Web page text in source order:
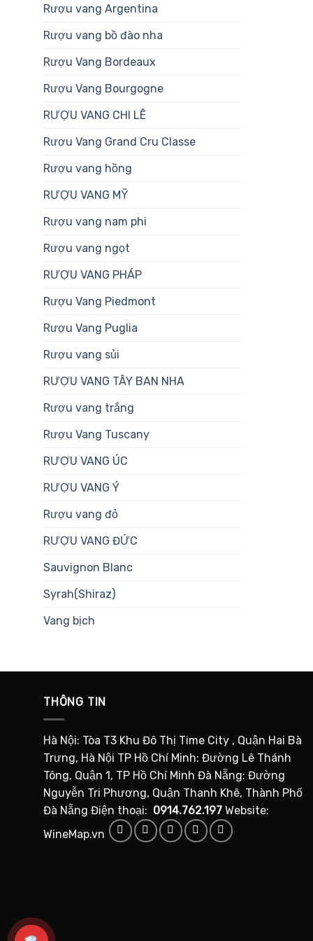
Rượu vang Argentina
Rượu vang bồ đào nha
Rượu Vang Bordeaux
Rượu Vang Bourgogne
RƯỢU VANG CHI LÊ
Rượu Vang Grand Cru Classe
Rượu vang hồng
RƯỢU VANG MỸ
Rượu vang nam phi
Rượu vang ngọt
RƯỢU VANG PHÁP
Rượu Vang Piedmont
Rượu Vang Puglia
Rượu vang sủi
RƯỢU VANG TÂY BAN NHA
Rượu vang trắng
Rượu Vang Tuscany
RƯỢU VANG ÚC
RƯỢU VANG Ý
Rượu vang đỏ
RƯỢU VANG ĐỨC
Sauvignon Blanc
Syrah(Shiraz)
Vang bịch
THÔNG TIN
Hà Nội: Tòa T3 Khu Đô Thị Time City , Quận Hai Bà
Trưng, Hà Nội TP Hồ Chí Minh: Đường Lê Thánh
Tông, Quận 1, TP Hồ Chí Minh Đà Nẵng: Đường
Nguyễn Tri Phương, Quận Thanh Khê, Thành Phố
Đà Nẵng Điện thoại: 0914.762.197 Website:
WineMap.vn